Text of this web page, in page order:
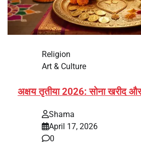
Religion
Art & Culture
अक्षय तृतीया 2026: सोना खरीद
Shama
April 17, 2026
0